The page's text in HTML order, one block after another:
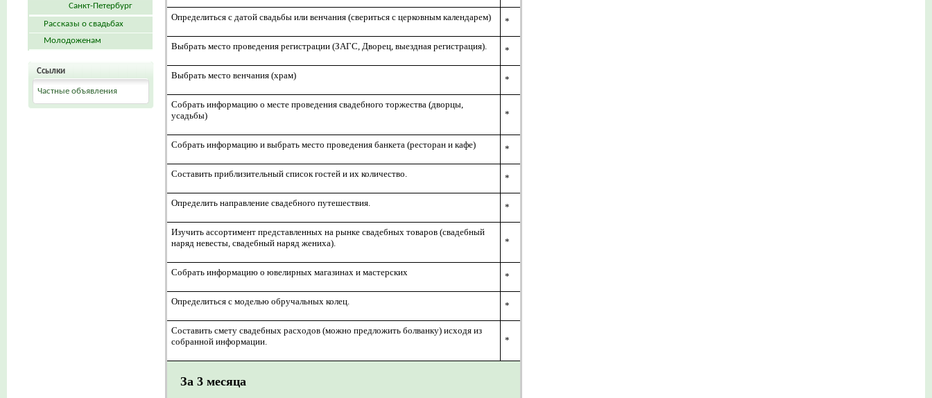
Определиться с датой свадьбы или венчания (свериться с церковным календарем) *
Выбрать место проведения регистрации (ЗАГС, Дворец, выездная регистрация). *
Выбрать место венчания (храм) *
Собрать информацию о месте проведения свадебного торжества (дворцы,
усадьбы)
*
Собрать информацию и выбрать место проведения банкета (ресторан и кафе) *
Составить приблизительный список гостей и их количество. *
Определить направление свадебного путешествия. *
Изучить ассортимент представленных на рынке свадебных товаров (свадебный
наряд невесты, свадебный наряд жениха).
*
Собрать информацию о ювелирных магазинах и мастерских *
Определиться с моделью обручальных колец. *
Составить смету свадебных расходов (можно предложить болванку) исходя из
собранной информации.
*
За 3 месяца
Санкт-Петербург
Рассказы о свадьбах
Молодоженам
Ссылки
Частные объявления